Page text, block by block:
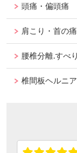
頭痛・偏頭痛
肩こり・首の
腰椎分離.すべ
椎間板ヘルニア